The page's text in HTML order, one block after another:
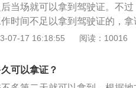
当场就可以拿到驾驶证。不
时间不足以拿到驾驶证的，
完之后，一般等待2至3个小
的科目四考试完成之后，领取
领和使用规定》第六十条：申
07-17 16:18:55 阅读：10016
可以拿证？